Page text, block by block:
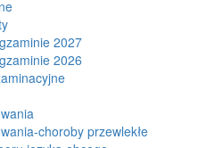
2027
2026
choroby przewlekłe